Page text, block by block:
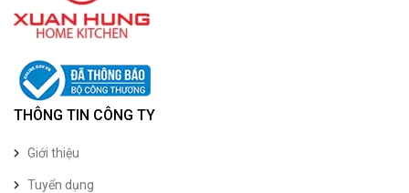
THÔNG TIN CÔNG TY
Giới thiệu
Tuyển dụng